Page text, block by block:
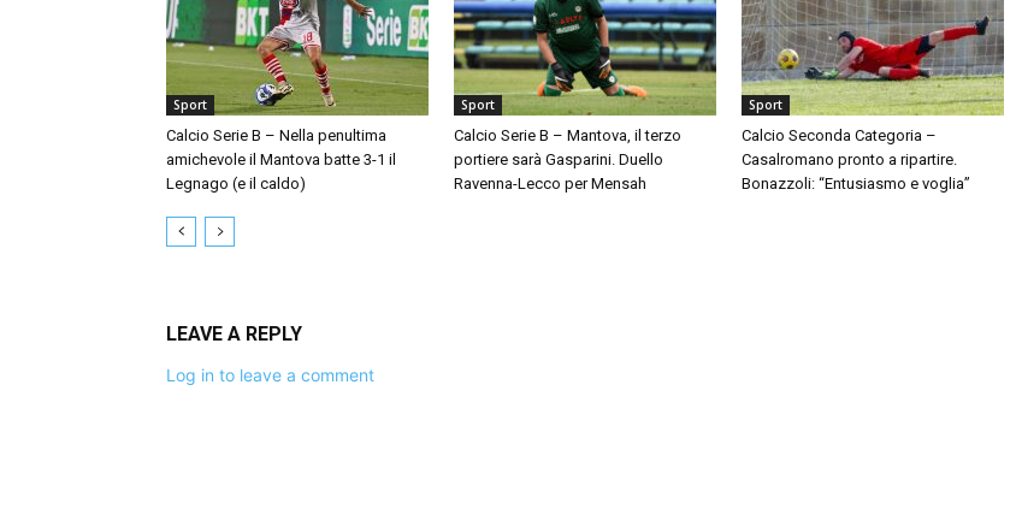
Sport
Calcio Serie B – Nella penultima
amichevole il Mantova batte 3-1 il
Legnago (e il caldo)
Sport
Calcio Serie B – Mantova, il terzo
portiere sarà Gasparini. Duello
Ravenna-Lecco per Mensah
Sport
Calcio Seconda Categoria –
Casalromano pronto a ripartire.
Bonazzoli: “Entusiasmo e voglia”
LEAVE A REPLY
Log in to leave a comment